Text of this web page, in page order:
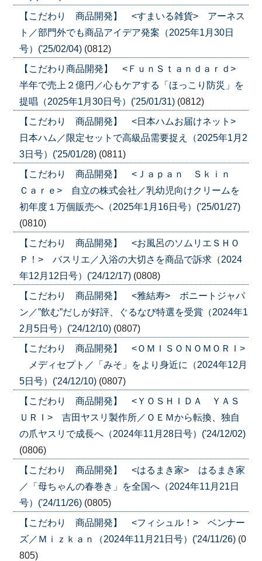
【こだわり 商品開発】 <すまいる雑貨> アーネス
ト／部門外でも商品アイデア発案（2025年1月30日
号）('25/02/04) (0812)
【こだわり商品開発】 <ＦｕｎＳｔａｎｄａｒｄ>
半年で売上２億円／心もケアする「ほっこり防災」を
提唱（2025年1月30日号）('25/01/31) (0812)
【こだわり 商品開発】 <日本ハムお届けネット>
日本ハム／限定セットで高級品需要捉え（2025年1月2
3日号）('25/01/28) (0811)
【こだわり 商品開発】 <Ｊａｐａｎ Ｓｋｉｎ
Ｃａｒｅ> 自立の株式会社／乳幼児向けクリームを
初年度１万個販売へ（2025年1月16日号）('25/01/27)
(0810)
【こだわり 商品開発】 <お風呂のソムリエＳＨＯ
Ｐ！> バスリエ／入浴の大切さを商品で訴求（2024
年12月12日号）('24/12/17) (0808)
【こだわり 商品開発】 <雅結寿> ボニートジャパ
ン／”飲む”だしが好評、ぐるなび特選を受賞（2024年1
2月5日号）('24/12/10) (0807)
【こだわり 商品開発】 <ＯＭＩＳＯＮＯＭＯＲＩ>
メディセプト／「みそ」をより身近に（2024年12月
5日号）('24/12/10) (0807)
【こだわり 商品開発】 <ＹＯＳＨＩＤＡ ＹＡＳ
ＵＲＩ> 吉田ヤスリ製作所／ＯＥＭから転換、独自
の爪ヤスリで成長へ（2024年11月28日号）('24/12/02)
(0806)
【こだわり 商品開発】 <はるまき家> はるまき家
／「母ちゃんの春巻き」を全国へ（2024年11月21日
号）('24/11/26) (0805)
【こだわり 商品開発】 <フィシュル！> ベンナー
ズ／Ｍｉｚｋａｎ（2024年11月21日号）('24/11/26) (0
805)